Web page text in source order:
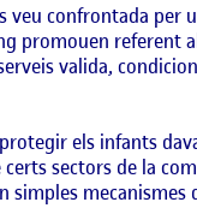
confrontada per
promouen referent
valida,
els infants
sectors de la
simples mecanismes